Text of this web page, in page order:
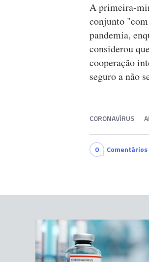
A primeira-
conjunto
pandemia,
considerou
cooperação
seguro a não
CORONAVÍRUS
0 Comentários